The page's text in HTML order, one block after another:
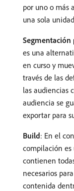
por uno o más
una sola
Segmentación
es una
en curso y
través de las
las audiencias
audiencia se
exportar para
Build: En el
compilación
contienen
necesarios
contenida